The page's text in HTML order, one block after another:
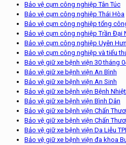
Bảo vệ cụm công nghiệp Tân Túc
Bảo vệ cụm công nghiệp Thái Hòa
Bảo vệ cụm công nghiệp tổng
Bảo vệ cụm công nghiệp Trần Đại
Bảo vệ cụm công nghiệp Uyên
Bảo vệ cụm công nghiệp và tiểu
Bảo vệ giữ xe bệnh viện 30 tháng
Bảo vệ giữ xe bệnh viện An Bình
Bảo vệ giữ xe bệnh viện An Sinh
Bảo vệ giữ xe bệnh viện Bệnh
Bảo vệ giữ xe bệnh viện Bình Dân
Bảo vệ giữ xe bệnh viện Chấn
Bảo vệ giữ xe bệnh viện Chấn
Bảo vệ giữ xe bệnh viện Da Liễu
Bảo vệ giữ xe bệnh viện đa khoa